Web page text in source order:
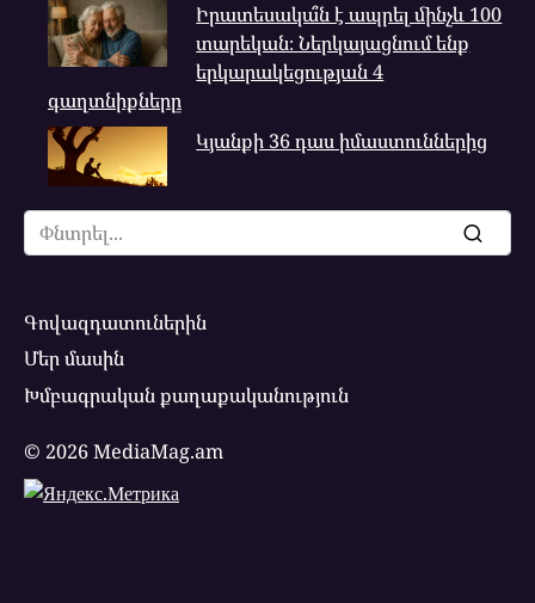
Իրատեսակա՞ն է ապրել մինչև 100
տարեկան։ Ներկայացնում ենք
երկարակեցության 4
գաղտնիքները
Կյանքի 36 դաս իմաստուններից
Search
for:
Գովազդատուներին
Մեր մասին
Խմբագրական քաղաքականություն
© 2026 MediaMag.am